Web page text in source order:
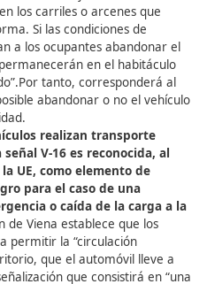
se podrá fijar sobre la
del vehículo. En todo
que el dispositivo de
visibilidad de
señal a la plataforma de
la información a los
en tráfico que lo
y proveedores de
Nacional de Tráfico y
fuese posible los Centros
del riesgo del vehículo
mensaje variable en caso